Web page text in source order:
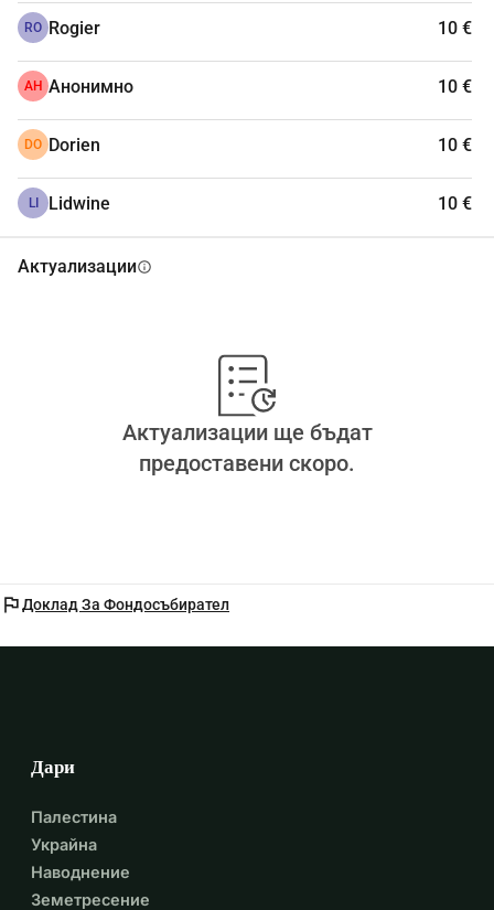
RO Rogier 10 €
АН Анонимно 10 €
DO Dorien 10 €
LI Lidwine 10 €
Актуализацииinfo
Актуализации ще бъдат
предоставени скоро.
flagДоклад За Фондосъбирател
Дари
Палестина
Украйна
Наводнение
Земетресение